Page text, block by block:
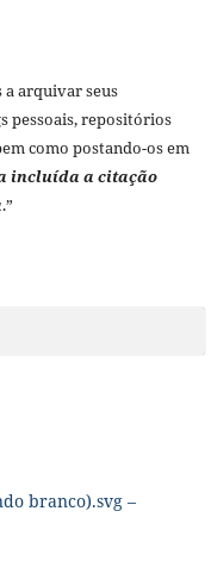
arquivar seus
pessoais, repositórios
como postando-os em
incluída a citação
.”